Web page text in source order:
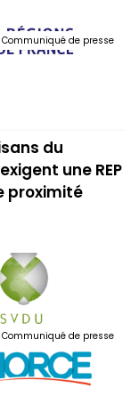
Communiqué de presse
du
une REP
proximité
Communiqué de presse